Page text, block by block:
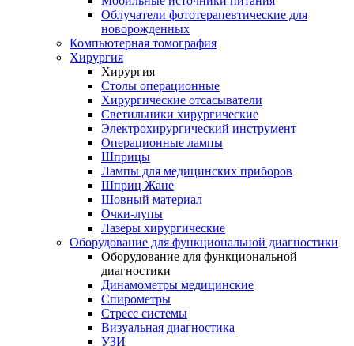
Облучатели фототерапевтические для
новорожденных
Компьютерная томография
Хирургия
Хирургия
Столы операционные
Хирургические отсасыватели
Светильники хирургические
Электрохирургический инструмент
Операционные лампы
Шприцы
Лампы для медицинских приборов
Шприц Жане
Шовный материал
Очки-лупы
Лазеры хирургические
Оборудование для функциональной диагностики
Оборудование для функциональной
диагностики
Динамометры медицинские
Спирометры
Стресс системы
Визуальная диагностика
УЗИ